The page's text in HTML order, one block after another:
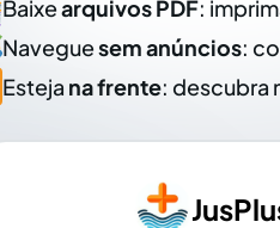
Baixearquivos PDF:
Naveguesem anúncios:
Esteja na frente: descubra